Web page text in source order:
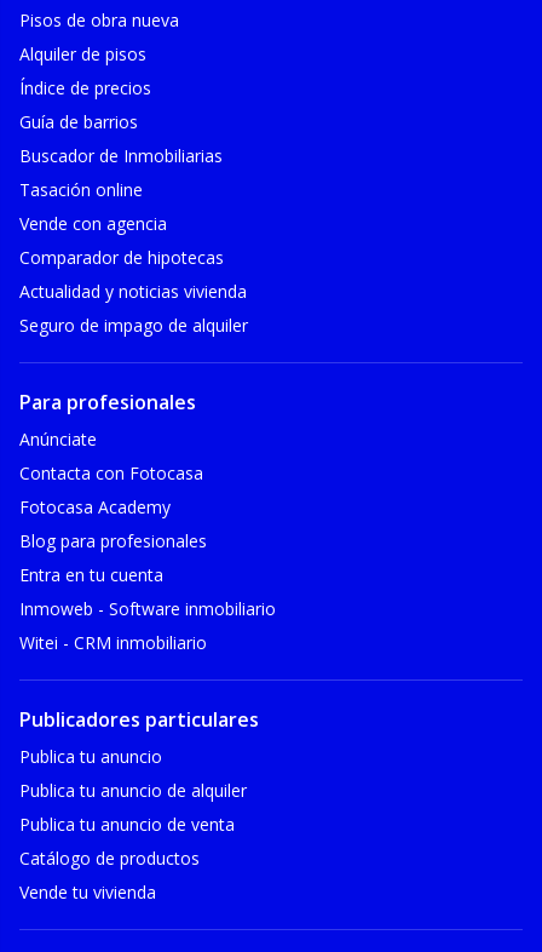
Pisos de obra nueva
Alquiler de pisos
Índice de precios
Guía de barrios
Buscador de Inmobiliarias
Tasación online
Vende con agencia
Comparador de hipotecas
Actualidad y noticias vivienda
Seguro de impago de alquiler
Para profesionales
Anúnciate
Contacta con Fotocasa
Fotocasa Academy
Blog para profesionales
Entra en tu cuenta
Inmoweb - Software inmobiliario
Witei - CRM inmobiliario
Publicadores particulares
Publica tu anuncio
Publica tu anuncio de alquiler
Publica tu anuncio de venta
Catálogo de productos
Vende tu vivienda